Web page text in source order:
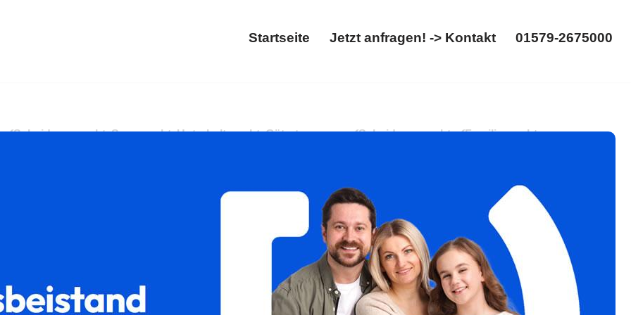
Startseite Jetzt anfragen! -> Kontakt 01579-2675000
✓Scheidungsrecht, Sorgerecht, Unterhaltsrecht, Gütertrennung. ✓Scheidungsrecht, ✓Familienrecht,